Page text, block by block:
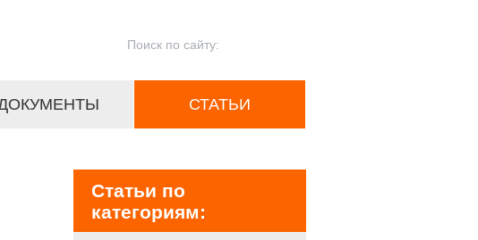
СТАТЬИ
Статьи по
категориям: